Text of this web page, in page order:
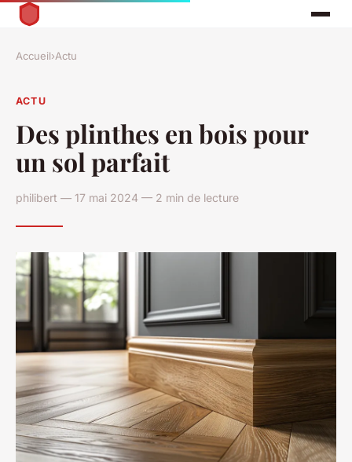
Accueil›Actu
ACTU
Des plinthes en bois pour
un sol parfait
philibert — 17 mai 2024 — 2 min de lecture